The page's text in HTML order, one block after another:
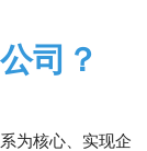
司？
为核心、实现企